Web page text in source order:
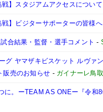
戦】スタジアムアクセスについて
戦】ビジターサポーターの皆様へ
試合結果・監督・選手コメント -
ーグ ヤマザキビスケット ルヴ
販売のお知らせ - ガイナーレ鳥取
に。ーTEAM AS ONEー『令和